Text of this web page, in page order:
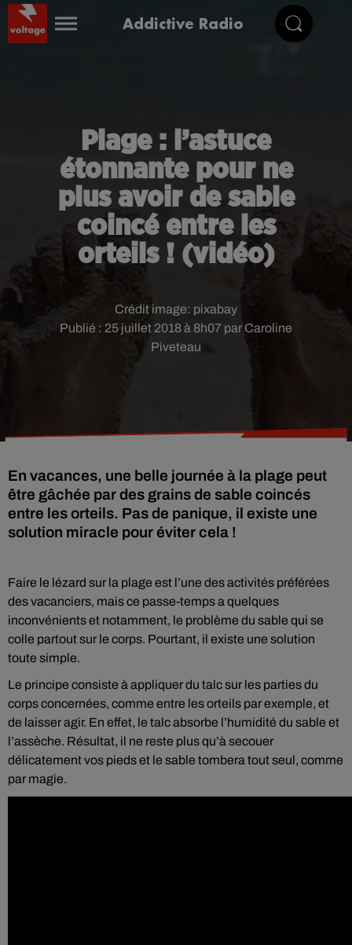
Addictive Radio
Plage : l’astuce
étonnante pour ne
plus avoir de sable
coincé entre les
orteils ! (vidéo)
Publié : 25 juillet 2018 à 8h07 par Caroline
Piveteau
Crédit image: pixabay
En vacances, une belle journée à la plage peut
être gâchée par des grains de sable coincés
entre les orteils. Pas de panique, il existe une
solution miracle pour éviter cela !
Faire le lézard sur la plage est l’une des activités préférées
des vacanciers, mais ce passe-temps a quelques
inconvénients et notamment, le problème du sable qui se
colle partout sur le corps. Pourtant, il existe une solution
toute simple.
Le principe consiste à appliquer du talc sur les parties du
corps concernées, comme entre les orteils par exemple, et
de laisser agir. En effet, le talc absorbe l’humidité du sable et
l’assèche. Résultat, il ne reste plus qu’à secouer
délicatement vos pieds et le sable tombera tout seul, comme
par magie.